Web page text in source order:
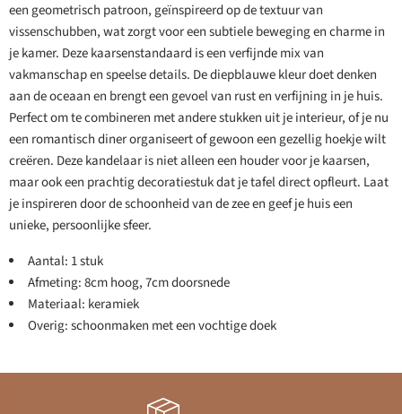
een geometrisch patroon, geïnspireerd op de textuur van
vissenschubben, wat zorgt voor een subtiele beweging en charme in
je kamer. Deze kaarsenstandaard is een verfijnde mix van
vakmanschap en speelse details. De diepblauwe kleur doet denken
aan de oceaan en brengt een gevoel van rust en verfijning in je huis.
Perfect om te combineren met andere stukken uit je interieur, of je nu
een romantisch diner organiseert of gewoon een gezellig hoekje wilt
creëren. Deze kandelaar is niet alleen een houder voor je kaarsen,
maar ook een prachtig decoratiestuk dat je tafel direct opfleurt. Laat
je inspireren door de schoonheid van de zee en geef je huis een
unieke, persoonlijke sfeer.
Aantal: 1 stuk
Afmeting: 8cm hoog, 7cm doorsnede
Materiaal: keramiek
Overig: schoonmaken met een vochtige doek